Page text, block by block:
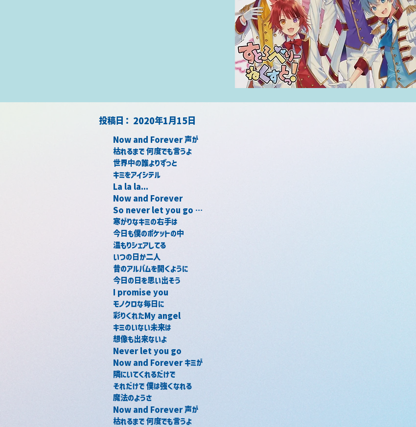
2020年1月15日
​投稿日：
Now and Forever 声が
枯れるまで 何度でも言うよ
世界中の誰よりずっと
キミをアイシテル
La la la...
Now and Forever
So never let you go …
寒がりなキミの右手は
今日も僕のポケットの中
温もりシェアしてる
いつの日か二人
昔のアルバムを開くように
今日の日を思い出そう
I promise you
モノクロな毎日に
彩りくれたMy angel
キミのいない未来は
想像も出来ないよ
Never let you go
Now and Forever キミが
隣にいてくれるだけで
それだけで 僕は強くなれる
魔法のようさ
Now and Forever 声が
枯れるまで 何度でも言うよ